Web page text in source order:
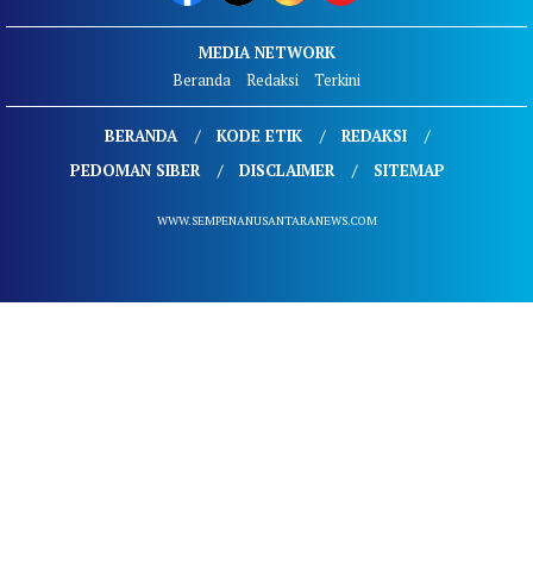
MEDIA NETWORK
Beranda
Redaksi Terkini
BERANDA KODE ETIK
REDAKSI
PEDOMAN SIBER
DISCLAIMER SITEMAP
WWW.SEMPENANUSANTARANEWS.COM